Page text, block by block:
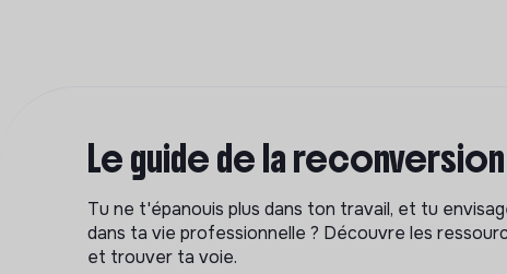
Le guide de la
Tu ne t'épanouis plus dans ton travail, et tu
dans ta vie professionnelle ? Découvre les
et trouver ta voie.